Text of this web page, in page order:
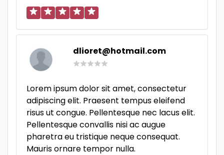
dlioret@hotmail.com
Lorem ipsum dolor sit amet, consectetur
adipiscing elit. Praesent tempus eleifend
risus ut congue. Pellentesque nec lacus elit.
Pellentesque convallis nisi ac augue
pharetra eu tristique neque consequat.
Mauris ornare tempor nulla.